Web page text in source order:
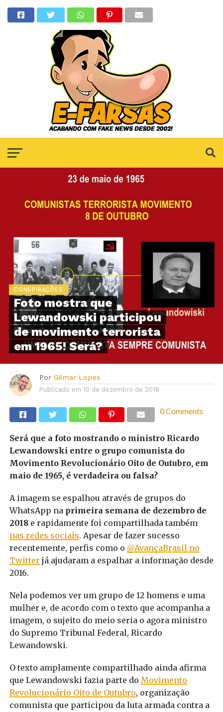
CONSPIRAÇÕES
Foto mostra que
Lewandowski participou
de movimento terrorista
em 1965! Será?
Por Gilmar Lopes
Publicado em 10 de dezembro de 2018
0 Comments
Será que a foto mostrando o ministro Ricardo
Lewandowski entre o grupo comunista do
Movimento Revolucionário Oito de Outubro, em
maio de 1965, é verdadeira ou falsa?
A imagem se espalhou através de grupos do
WhatsApp na primeira semana de dezembro de
2018e rapidamente foi compartilhada também
nas redes sociais. Apesar de fazer sucesso
recentemente, perfis como o @AvançaBrasil no
Twitter já ajudaram a espalhar a informação desde
2016.
Nela podemos ver um grupo de 12 homens e uma
mulher e, de acordo com o texto que acompanha a
imagem, o sujeito do meio seria o agora ministro
do Supremo Tribunal Federal, Ricardo
Lewandowski.
O texto amplamente compartilhado ainda afirma
que Lewandowski fazia parte do Movimento
Revolucionário Oito de Outubro, organização
comunista que participou da luta armada contra a